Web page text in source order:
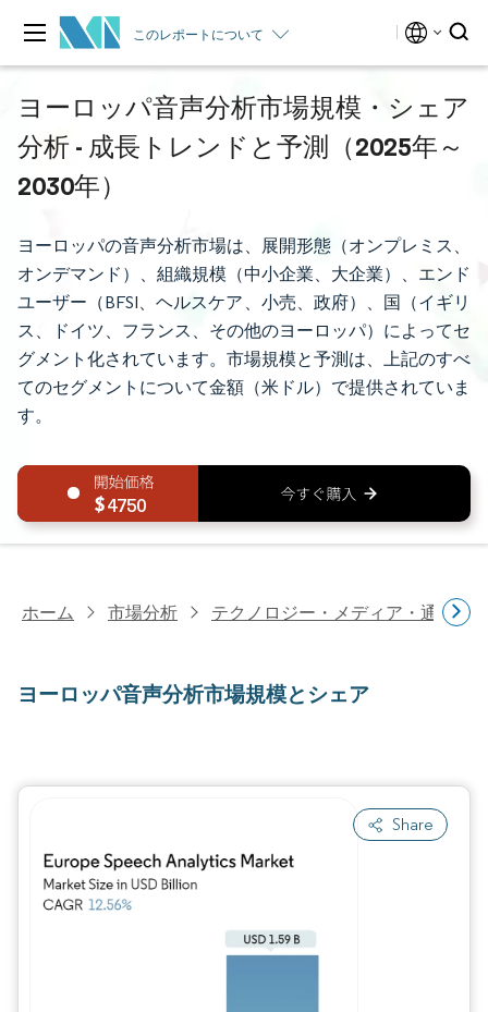
このレポートについて
ヨーロッパ音声分析市場規模・シェア
分析 - 成長トレンドと予測（2025年～
2030年）
ヨーロッパの音声分析市場は、展開形態（オンプレミス、
オンデマンド）、組織規模（中小企業、大企業）、エンド
ユーザー（BFSI、ヘルスケア、小売、政府）、国（イギリ
ス、ドイツ、フランス、その他のヨーロッパ）によってセ
グメント化されています。市場規模と予測は、上記のすべ
てのセグメントについて金額（米ドル）で提供されていま
す。
4750
ホーム 市場分析 テクノロジー・メディア・通信研
ヨーロッパ音声分析市場規模とシェア
Share